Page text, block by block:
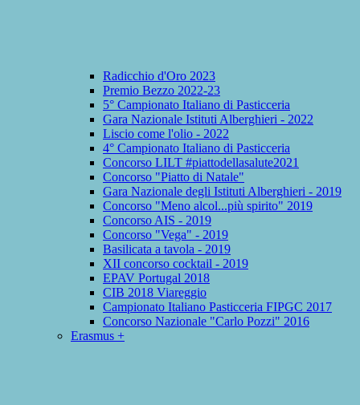
Radicchio d'Oro 2023
Premio Bezzo 2022-23
5° Campionato Italiano di Pasticceria
Gara Nazionale Istituti Alberghieri - 2022
Liscio come l'olio - 2022
4° Campionato Italiano di Pasticceria
Concorso LILT #piattodellasalute2021
Concorso "Piatto di Natale"
Gara Nazionale degli Istituti Alberghieri - 2019
Concorso "Meno alcol...più spirito" 2019
Concorso AIS - 2019
Concorso "Vega" - 2019
Basilicata a tavola - 2019
XII concorso cocktail - 2019
EPAV Portugal 2018
CIB 2018 Viareggio
Campionato Italiano Pasticceria FIPGC 2017
Concorso Nazionale "Carlo Pozzi" 2016
Erasmus +